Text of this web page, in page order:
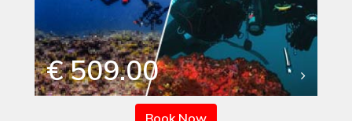
€ 509.00